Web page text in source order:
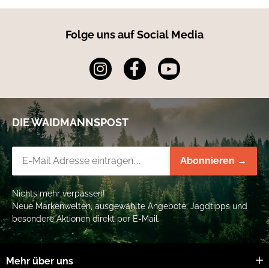
Folge uns auf Social Media
DIE WAIDMANNSPOST
Abonnieren →
Nichts mehr verpassen!
Neue Markenwelten, ausgewählte Angebote, Jagdtipps und
besondere Aktionen direkt per E-Mail.
Mehr über uns